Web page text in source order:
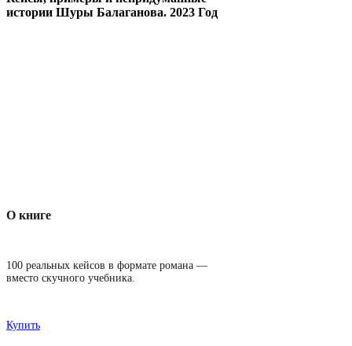
истории Шуры Балаганова. 2023 Год
О книге
100 реальных кейсов в формате романа —
вместо скучного учебника.
Купить